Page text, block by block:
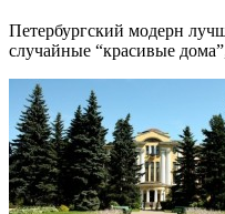
Петербургский модерн
случайные “красивые